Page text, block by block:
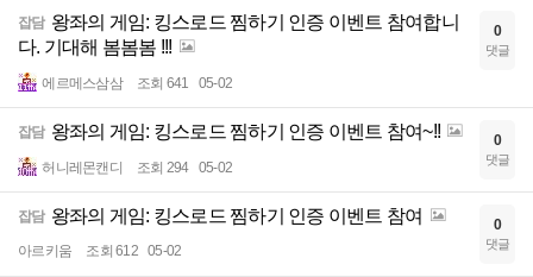
잡담 왕좌의 게임: 킹스로드 찜하기 인증 이벤트 참여합니
다. 기대해 봄봄봄 !!!
에르메스삼삼 조회 641 05-02
0
댓글
잡담 왕좌의 게임: 킹스로드 찜하기 인증 이벤트 참여~!!
허니레몬캔디 조회 294 05-02
0
댓글
잡담 왕좌의 게임: 킹스로드 찜하기 인증 이벤트 참여
아르키움 조회 612 05-02
0
댓글